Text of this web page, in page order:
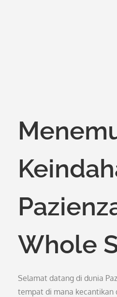
Whole
Selamat datang di dunia
tempat di mana kecantikan